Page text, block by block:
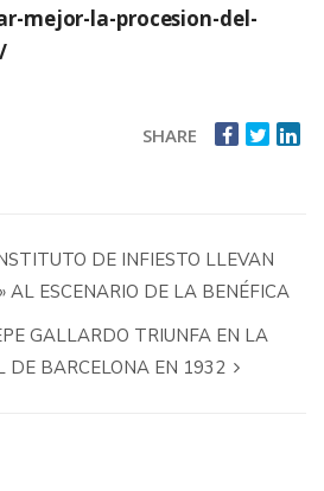
mejor-la-procesion-del-
SHARE
DE INFIESTO LLEVAN
AL ESCENARIO DE LA BENÉFICA
GALLARDO TRIUNFA EN LA
DE BARCELONA EN 1932